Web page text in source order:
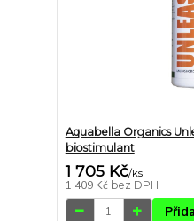
Aquabella Organics
biostimulant
1 705 Kč/ks
1 409 Kč bez DPH